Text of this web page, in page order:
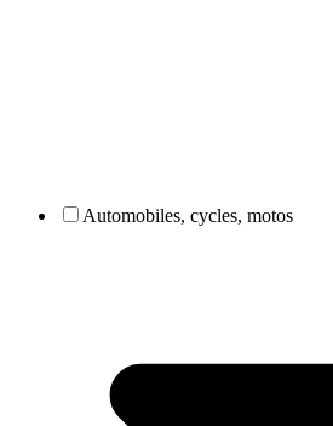
Automobiles, cycles, motos